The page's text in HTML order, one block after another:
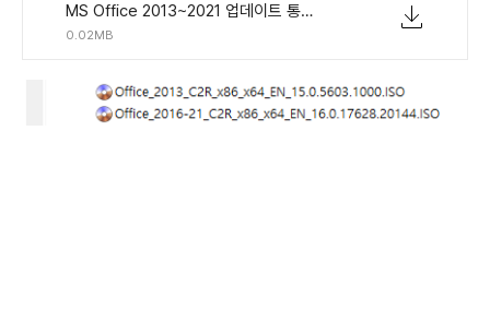
MS Office 2013~2021 업데이트 통합판(16.0.17628.20144) EN-US.torrent
0.02MB